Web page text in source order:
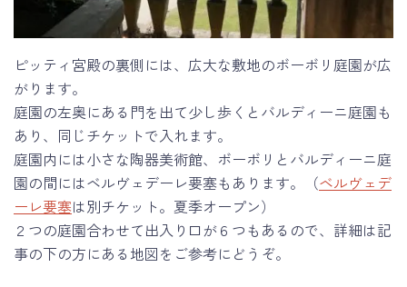
ピッティ宮殿の裏側には、広大な敷地のボーボリ庭園が広
がります。
庭園の左奥にある門を出て少し歩くとバルディーニ庭園も
あり、同じチケットで入れます。
庭園内には小さな陶器美術館、ボーボリとバルディーニ庭
園の間にはベルヴェデーレ要塞もあります。（ベルヴェデ
ーレ要塞は別チケット。夏季オープン）
２つの庭園合わせて出入り口が６つもあるので、詳細は記
事の下の方にある地図をご参考にどうぞ。